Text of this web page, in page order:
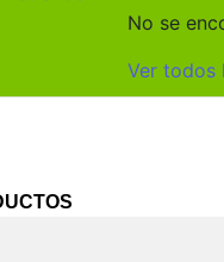
No se
Ver todos